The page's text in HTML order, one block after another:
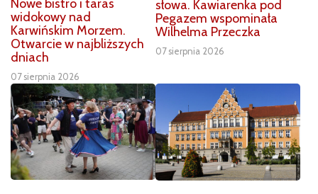
Nowe bistro i taras
widokowy nad
Karwińskim Morzem.
Otwarcie w najbliższych
dniach
07 sierpnia 2026
słowa. Kawiarenka pod
Pegazem wspominała
Wilhelma Przeczka
07 sierpnia 2026